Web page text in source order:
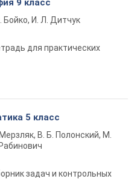
9 класс
Бойко, И. Л. Дитчук
для практических
5 класс
Мерзляк, В. Б. Полонский, М.
задач и контрольных